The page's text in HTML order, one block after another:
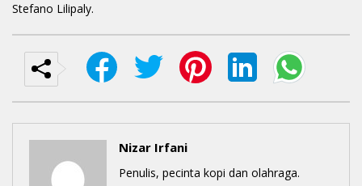
Stefano Lilipaly.
Nizar Irfani
Penulis, pecinta kopi dan olahraga.